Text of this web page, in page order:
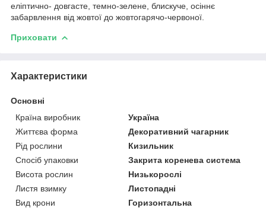
еліптично- довгасте, темно-зелене, блискуче, осіннє
забарвлення від жовтої до жовтогарячо-червоної.
Приховати
Характеристики
Основні
Країна виробник
Україна
Життєва форма
Декоративний чагарник
Рід рослини
Кизильник
Спосіб упаковки
Закрита коренева система
Висота рослин
Низькорослі
Листя взимку
Листопадні
Вид крони
Горизонтальна